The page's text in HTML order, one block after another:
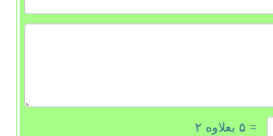
= ۵ بعلاوه ۲